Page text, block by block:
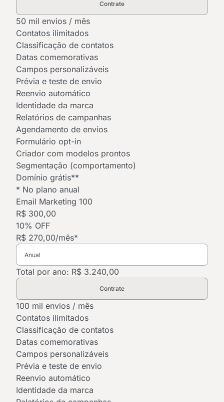
Contrate
50 mil envios / mês
Contatos ilimitados
Classificação de contatos
Datas comemorativas
Campos personalizáveis
Prévia e teste de envio
Reenvio automático
Identidade da marca
Relatórios de campanhas
Agendamento de envios
Formulário opt-in
Criador com modelos prontos
Segmentação (comportamento)
Domínio grátis**
* No plano anual
Email Marketing 100
R$ 300,00
10% OFF
R$ 270,00/mês*
Total por ano: R$ 3.240,00
Contrate
100 mil envios / mês
Contatos ilimitados
Classificação de contatos
Datas comemorativas
Campos personalizáveis
Prévia e teste de envio
Reenvio automático
Identidade da marca